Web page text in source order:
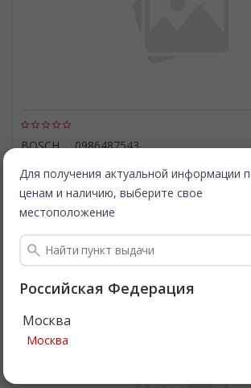
Для получения актуальной информации
ценам и наличию, выберите свое
местоположение
Российская Федерация
Москва
Москва
BOSCH 0986487543
система. BOSCH 0986487543
1 824₽
Подробнее
Интересная цена